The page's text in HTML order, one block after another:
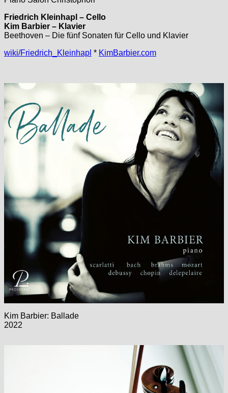
Friedrich Kleinhapl – Cello
Kim Barbier – Klavier
Beethoven – Die fünf Sonaten für Cello und Klavier
wiki/Friedrich_Kleinhapl * KimBarbier.com
Kim Barbier: Ballade
2022